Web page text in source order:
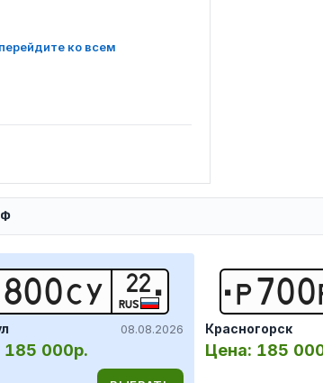
перейдите ко всем
800СУ 22
RUS
08.08.2026
185 000р.
Р 700
Красногорск
Цена: 185